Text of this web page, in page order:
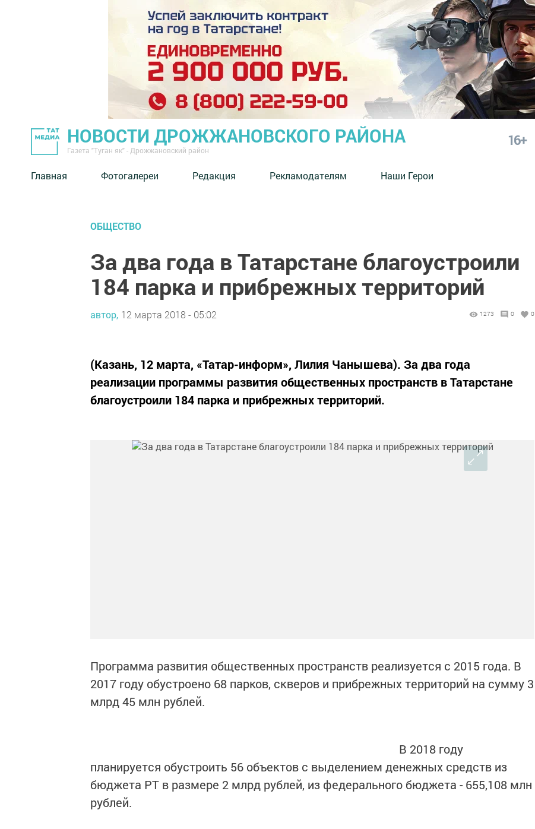
НОВОСТИ ДРОЖЖАНОВСКОГО РАЙОНА
Газета "Туган як" - Дрожжановский район
16+
Главная Фотогалереи Редакция Рекламодателям Наши Герои
ОБЩЕСТВО
За два года в Татарстане благоустроили
184 парка и прибрежных территорий
автор, 12 марта 2018 - 05:02 1273 0 0
(Казань, 12 марта, «Татар-информ», Лилия Чанышева). За два года
реализации программы развития общественных пространств в Татарстане
благоустроили 184 парка и прибрежных территорий.
Программа развития общественных пространств реализуется с 2015 года. В
2017 году обустроено 68 парков, скверов и прибрежных территорий на сумму 3
млрд 45 млн рублей.
В 2018 году
планируется обустроить 56 объектов с выделением денежных средств из
бюджета РТ в размере 2 млрд рублей, из федерального бюджета - 655,108 млн
рублей.